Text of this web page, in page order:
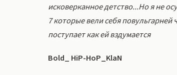
исковерканное детство...Но я не
7 которые вели себя
поступает как ей вздумается
Bold_ HiP-HoP_KlaN